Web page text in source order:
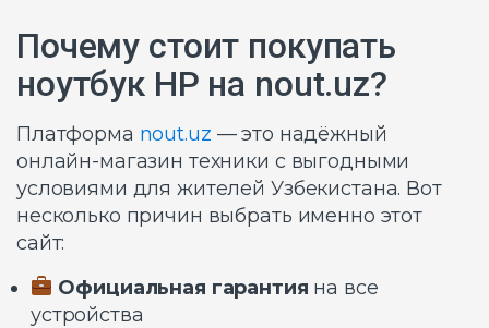
Почему стоит покупать
ноутбук HP на nout.uz?
Платформа nout.uz — это надёжный
онлайн-магазин техники с выгодными
условиями для жителей Узбекистана. Вот
несколько причин выбрать именно этот
сайт:
Официальная гарантия на все
устройства